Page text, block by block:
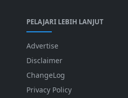
PELAJARI LEBIH LANJUT
Advertise
Disclaimer
ChangeLog
Privacy Policy